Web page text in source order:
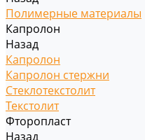
Полимерные материалы
Капролон
Назад
Капролон
Капролон стержни
Стеклотекстолит
Текстолит
Фторопласт
Назад